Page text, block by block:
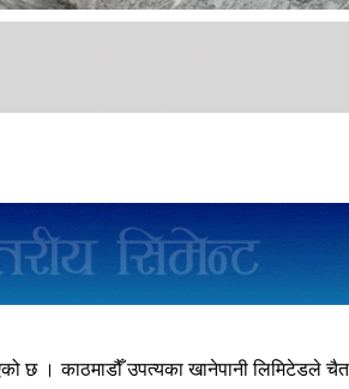
छ । काठमाडौँ उपत्यका खानेपानी लिमिटेडले